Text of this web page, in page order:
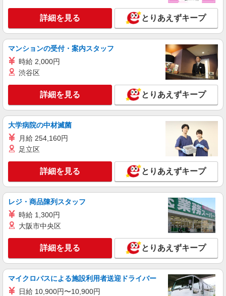
詳細を見る
紹介予定派遣
株式会社シエロ
【docomo】の携帯販売スタッフ
時給1200円〜1400円（経験・能力による） ※
残業代支給 ★交通費別途支給（規定あり） ゜
+゜・。○。・゜+゜・。○。・゜+゜ 入社祝い金10
万円支給(規定有) お友達を紹介頂くと, インセンテ
ィブ支給(規定有) ★月2回払い・週払い可能（規程
有）★ ゜・。○。・゜+゜・。○。・゜+゜
熊本県熊本市中央区のdocomoショップ
キープ 詳細を見る
紹介予定派遣
株式会社シエロ
時給1250円〜 ※残業代支給 ★交通費別途支給
（規定あり） ゜+゜・。○。・゜+゜・。○。・゜
+゜ 入社祝い金10万円支給(規定有) お友達を紹介
頂くと, インセンティブ支給(規定有) ★月2回払
い・週払い可能（規程有）★ ゜・。○。・゜
熊本県熊本市中央区のauショップ
キープ 詳細を見る
派遣社員
株式会社シエロ
人気機種に詳しくなれる携帯販売【au】
月給259200円〜300000円（経験・能力によ
る） ※残業手当別途支給 ※研修期間6か月・時給
1500円〜 ★交通費別途支給（規定あり） ゜
+゜・。○。・゜+゜・。○。・゜+゜ 入社祝い金10
熊本県熊本市中央区の家電量販店
詳細を見る とりあえずキープ
マンションの受付・案内スタッフ
時給 2,000円
渋谷区
詳細を見る とりあえずキープ
大学病院の中材滅菌
月給 254,160円
足立区
詳細を見る とりあえずキープ
レジ・商品陳列スタッフ
時給 1,300円
大阪市中央区
詳細を見る とりあえずキープ
マイクロバスによる施設利用者送迎ドライバー
日給 10,900円〜10,900円